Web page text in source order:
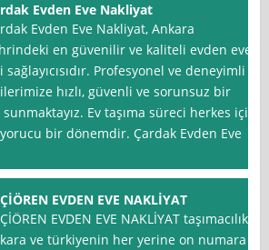
Evden Eve Nakliyat
Evden Eve Nakliyat, Ankara
en güvenilir ve kaliteli evden eve
Profesyonel ve deneyimli
hızlı, güvenli ve sorunsuz bir
Ev taşıma süreci herkes için
bir dönemdir. Çardak Evden Eve
EVDEN EVE NAKLİYAT
EVDEN EVE NAKLİYAT taşımacılık
ve türkiyenin her yerine on numara